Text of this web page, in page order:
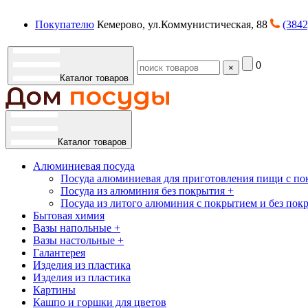
Покупателю Кемерово, ул.Коммунистическая, 88
Каталог товаров
× 0
Каталог товаров
Алюминиевая посуда
Посуда алюминиевая для приготовления пищи с
Посуда из алюминия без покрытия +
Посуда из литого алюминия с покрытием и без
Бытовая химия
Вазы напольные +
Вазы настольные +
Галантерея
Изделия из пластика
Изделия из пластика
Картины
Кашпо и горшки для цветов